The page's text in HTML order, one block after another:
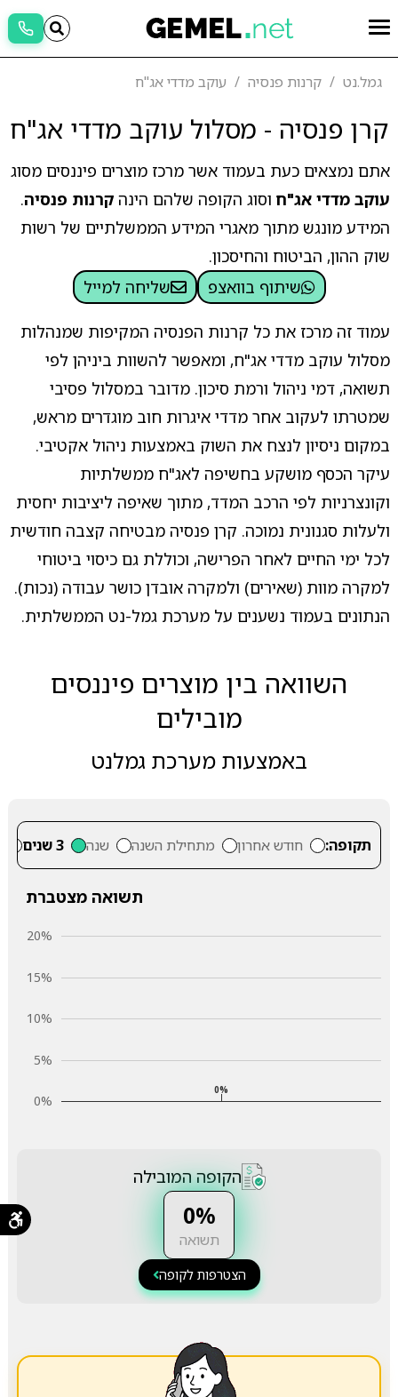
גמל.נט קרנות פנסיה עוקב מדדי אג"ח
קרן פנסיה - מסלול עוקב מדדי אג"ח
אתם נמצאים כעת בעמוד אשר מרכז מוצרים פיננסים מסוג
עוקב מדדי אג"חוסוג הקופה שלהם הינה קרנות פנסיה.
המידע מונגש מתוך מאגרי המידע הממשלתיים של רשות
שוק ההון, הביטוח והחיסכון.
שיתוף בוואצפ
שליחה למייל
עמוד זה מרכז את כל קרנות הפנסיה המקיפות שמנהלות
מסלול עוקב מדדי אג"ח, ומאפשר להשוות ביניהן לפי
תשואה, דמי ניהול ורמת סיכון. מדובר במסלול פסיבי
שמטרתו לעקוב אחר מדדי איגרות חוב מוגדרים מראש,
במקום ניסיון לנצח את השוק באמצעות ניהול אקטיבי.
עיקר הכסף מושקע בחשיפה לאג"ח ממשלתיות
וקונצרניות לפי הרכב המדד, מתוך שאיפה ליציבות יחסית
ולעלות סגנונית נמוכה. קרן פנסיה מבטיחה קצבה חודשית
לכל ימי החיים לאחר הפרישה, וכוללת גם כיסוי ביטוחי
למקרה מוות (שאירים) ולמקרה אובדן כושר עבודה (נכות).
הנתונים בעמוד נשענים על מערכת גמל-נט הממשלתית.
השוואה בין מוצרים פיננסים
מובילים
באמצעות מערכת גמלנט
תקופה: חודש אחרון מתחילת השנה שנה 3 שנים
תשואה מצטברת
0%
5%
10%
15%
20%
0%
הקופה המובילה
0%
תשואה
הצטרפות לקופה